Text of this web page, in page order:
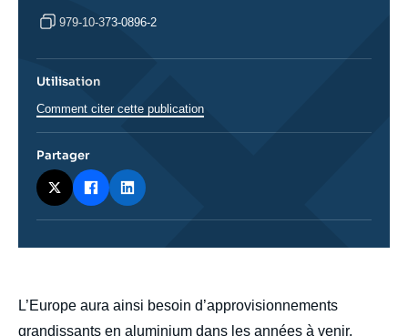
body
L’Europe aura ainsi besoin d’approvisionnements
grandissants en aluminium dans les années à venir.
979-10-373-0896-2
Utilisation
Comment citer cette publication
Partager